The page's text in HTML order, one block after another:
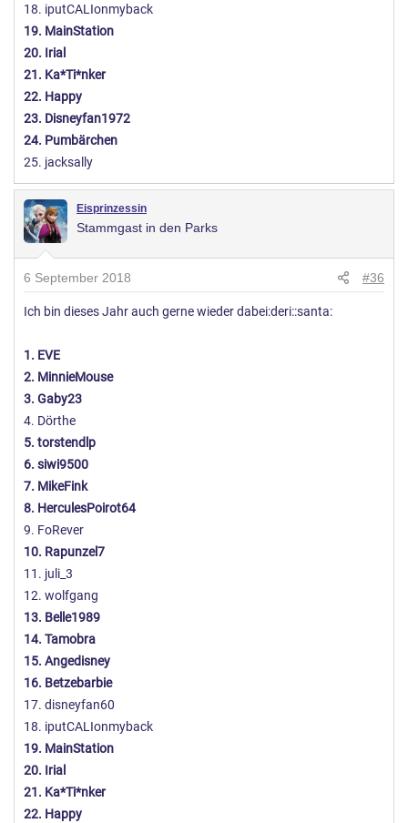
18. iputCALIonmyback
19. MainStation
20. Irial
21. Ka*Ti*nker
22. Happy
23. Disneyfan1972
24. Pumbärchen
25. jacksally
Eisprinzessin
Stammgast in den Parks
6 September 2018 #36
Ich bin dieses Jahr auch gerne wieder dabei:deri::santa:
1. EVE
2. MinnieMouse
3. Gaby23
4. Dörthe
5. torstendlp
6. siwi9500
7. MikeFink
8. HerculesPoirot64
9. FoRever
10. Rapunzel7
11. juli_3
12. wolfgang
13. Belle1989
14. Tamobra
15. Angedisney
16. Betzebarbie
17. disneyfan60
18. iputCALIonmyback
19. MainStation
20. Irial
21. Ka*Ti*nker
22. Happy